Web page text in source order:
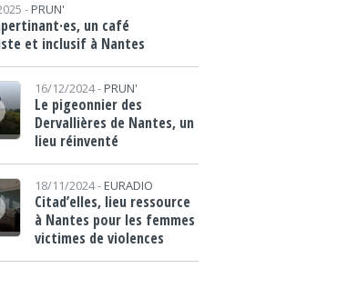
- PRUN'
un café
et inclusif à Nantes
16/12/2024 - PRUN'
Le pigeonnier des
Dervallières de Nantes, un
lieu réinventé
18/11/2024 - EURADIO
Citad’elles, lieu ressource
à Nantes pour les femmes
victimes de violences